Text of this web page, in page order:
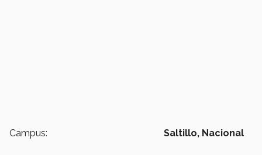
Campus: Saltillo, Nacional